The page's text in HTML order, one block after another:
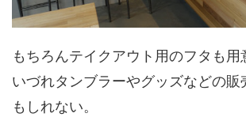
もちろんテイクアウト用のフタも用
いづれタンブラーやグッズなどの販
もしれない。